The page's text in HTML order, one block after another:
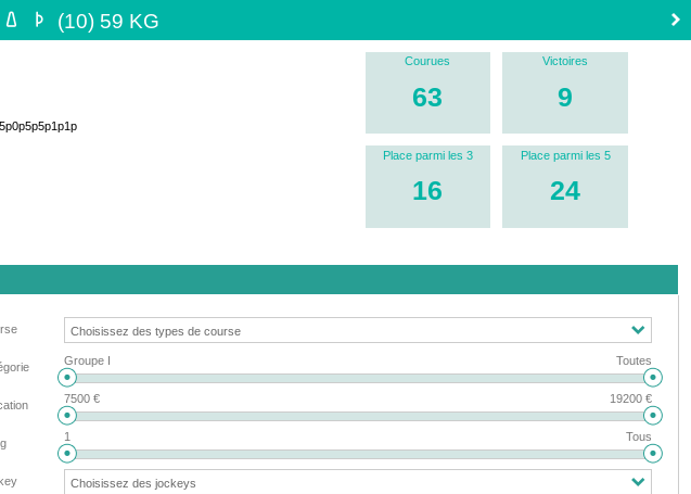
  (10) 59 KG
Courues
63
Victoires
9
Place parmi les 3
16
Place parmi les 5
24
Groupe I Toutes
7500 € 19200 €
1 Tous